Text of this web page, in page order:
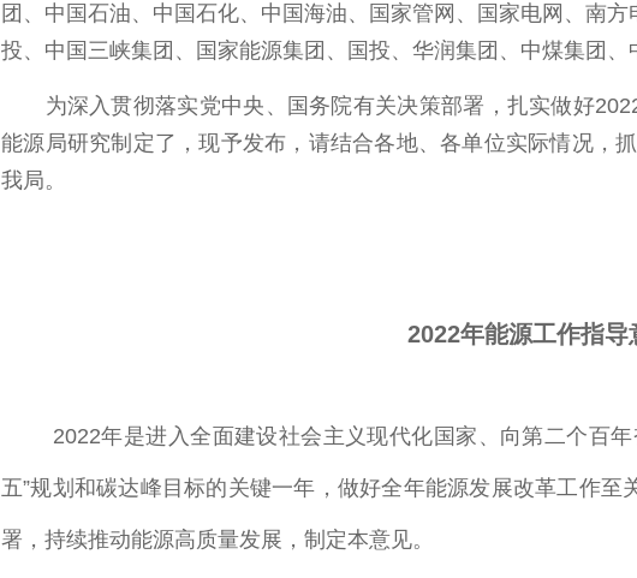
团、中国石油、中国石化、中国海油、国家管网、国家电网、南
投、中国三峡集团、国家能源集团、国投、华润集团、中煤集团、
为深入贯彻落实党中央、国务院有关决策部署，扎实做好
能源局研究制定了 ，现予发布，请结合各地、各单位实际情况，
我局。
2022年能源工作指导
2022年是进入全面建设社会主义现代化国家、向第二个百
五”规划和碳达峰目标的关键一年，做好全年能源发展改革工作至
署，持续推动能源高质量发展，制定本意见。